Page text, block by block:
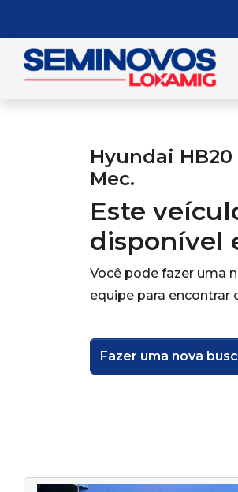
Hyundai HB20
Mec.
Este
disponível
Você pode fazer uma
equipe para encontrar
Fazer uma nova